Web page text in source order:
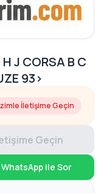
J CORSA B C
93>
İletişime Geçin
Geçin
WhatsApp ile Sor